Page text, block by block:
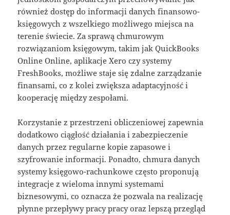
również dostęp do informacji danych finansowo-
księgowych z wszelkiego możliwego miejsca na
terenie świecie. Za sprawą chmurowym
rozwiązaniom księgowym, takim jak QuickBooks
Online Online, aplikacje Xero czy systemy
FreshBooks, możliwe staje się zdalne zarządzanie
finansami, co z kolei zwiększa adaptacyjność i
kooperację między zespołami.
Korzystanie z przestrzeni obliczeniowej zapewnia
dodatkowo ciągłość działania i zabezpieczenie
danych przez regularne kopie zapasowe i
szyfrowanie informacji. Ponadto, chmura danych
systemy księgowo-rachunkowe często proponują
integracje z wieloma innymi systemami
biznesowymi, co oznacza że pozwala na realizację
płynne przepływy pracy pracy oraz lepszą przegląd